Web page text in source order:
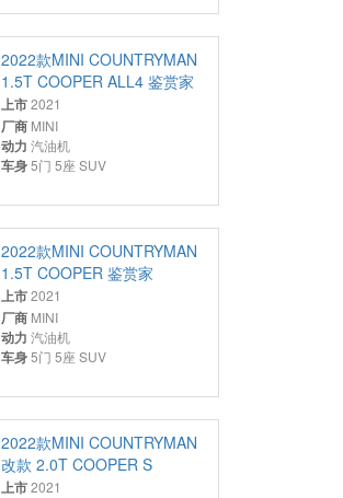
2022款MINI COUNTRYMAN
1.5T COOPER ALL4 鉴赏家
上市2021
厂商 MINI
动力 汽油机
车身5门 5座 SUV
2022款MINI COUNTRYMAN
1.5T COOPER 鉴赏家
上市2021
厂商 MINI
动力 汽油机
车身5门 5座 SUV
2022款MINI COUNTRYMAN
改款 2.0T COOPER S
上市2021